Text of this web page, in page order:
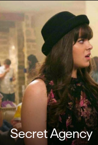
Secret Agency